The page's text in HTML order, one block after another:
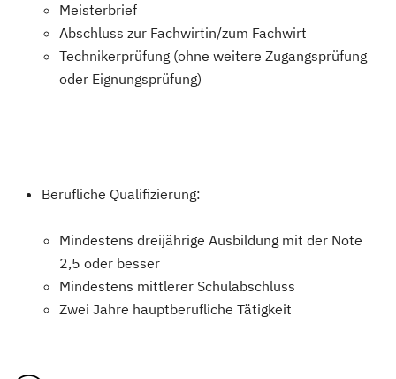
Meisterbrief
Abschluss zur Fachwirtin/zum Fachwirt
Technikerprüfung (ohne weitere Zugangsprüfung
oder Eignungsprüfung)
Berufliche Qualifizierung:
Mindestens dreijährige Ausbildung mit der Note
2,5 oder besser
Mindestens mittlerer Schulabschluss
Zwei Jahre hauptberufliche Tätigkeit